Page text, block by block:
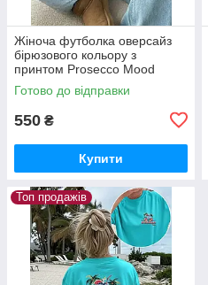
Жіноча футболка оверсайз
бірюзового кольору з
принтом Prosecco Mood
Готово до відправки
550 ₴
Купити
Топ продажів